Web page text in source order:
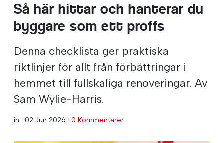
Så här hittar och hanterar du
byggare som ett proffs
Denna checklista ger praktiska
riktlinjer för allt från förbättringar i
hemmet till fullskaliga renoveringar. Av
Sam Wylie-Harris.
in · 02 Jun 2026 · 0 Kommentarer